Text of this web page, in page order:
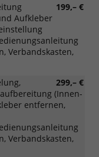
199,– €
Aufkleber
Verbandskasten,
299,– €
(Innen-
entfernen,
Verbandskasten,